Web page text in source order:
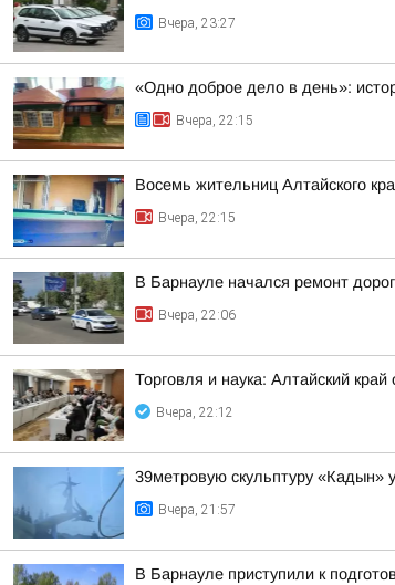
Вчера, 23:27
«Одно доброе дело в день»:
Вчера, 22:15
Восемь жительниц Алтайского
Вчера, 22:15
В Барнауле начался ремонт
Вчера, 22:06
Торговля и наука: Алтайский
Вчера, 22:12
39метровую скульптуру «Кадын»
Вчера, 21:57
В Барнауле приступили к